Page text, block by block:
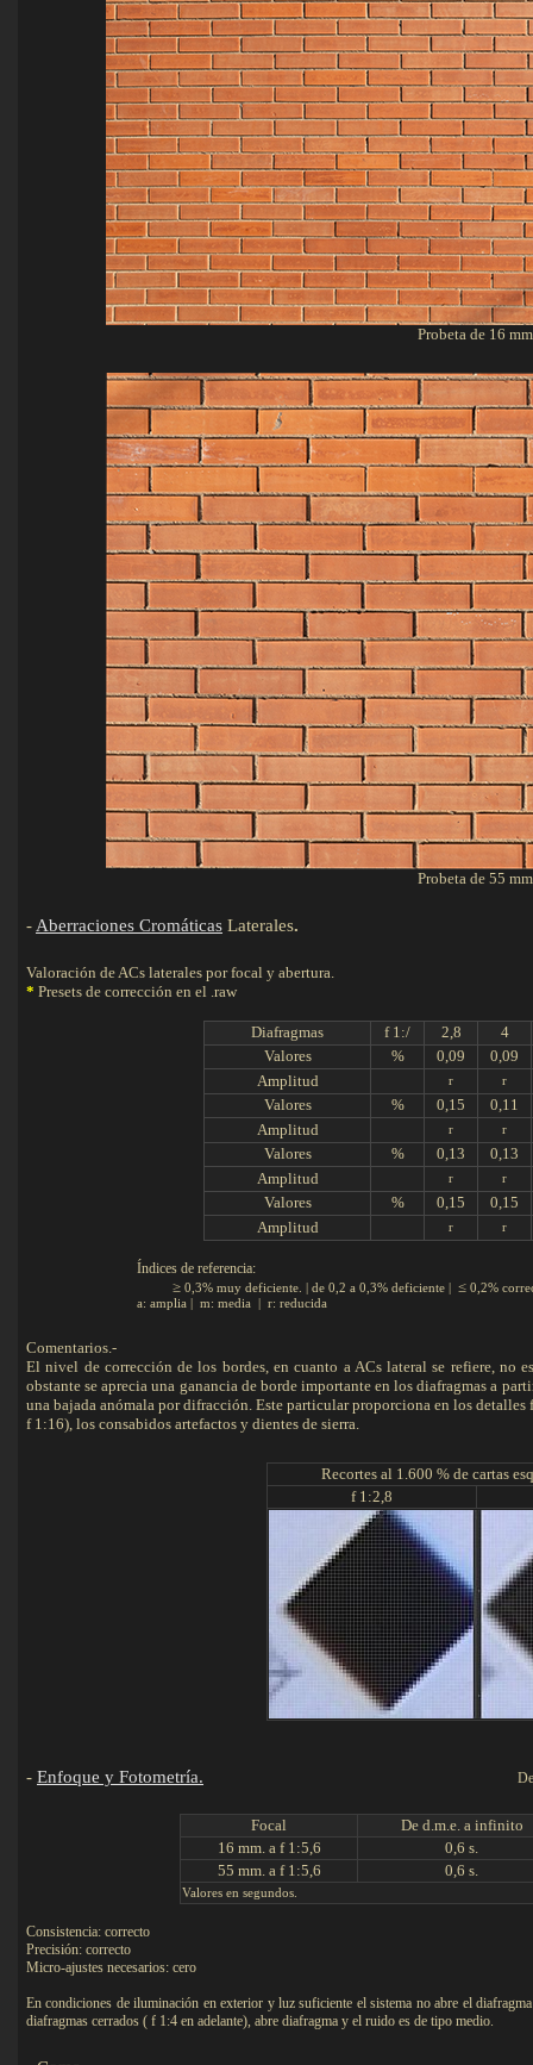
Probeta de 16
Probeta de 55
- Aberraciones Cromáticas Laterales.
Valoración de ACs laterales por focal y abertura.
* Presets de corrección en el .raw
Diafragmas f 1:/ 2,8
4
Valores
% 0,09
0,09
Amplitud
r r
Valores % 0,15
0,11
Amplitud
r r
Valores % 0,13
0,13
Amplitud
r r
Valores % 0,15
0,15
Amplitud
r r
Índices de referencia:
≥ 0,3% muy deficiente. | de 0,2 a 0,3% deficiente | ≤ 0,2%
a: amplia | m: media | r: reducida
Comentarios.-
El nivel de corrección de los bordes, en cuanto a ACs lateral se refiere, no
obstante se aprecia una ganancia de borde importante en los diafragmas a
una bajada anómala por difracción. Este particular proporciona en los
f 1:16), los consabidos artefactos y dientes de sierra.
Recortes al 1.600 % de cartas
f 1:2,8
- Enfoque y Fotometría.
Focal
De d.m.e. a infinito
16 mm. a f 1:5,6
0,6 s.
55 mm.a f 1:5,6 0,6 s.
Valores en segundos.
Consistencia: correcto
Precisión: correcto
Micro-ajustes necesarios: cero
En condiciones de iluminación en exterior y luz suficiente el sistema no abre el
diafragmas cerrados ( f 1:4 en adelante), abre diafragma y el ruido es de tipo medio.